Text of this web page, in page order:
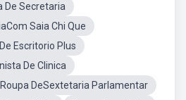
De Secretaria
Saia Chi Que
Escritorio Plus
De Clinica
Roupa DeSextetaria Parlamentar